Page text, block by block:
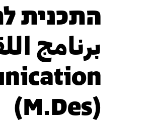
התכנית
برنامج
(M.Des)